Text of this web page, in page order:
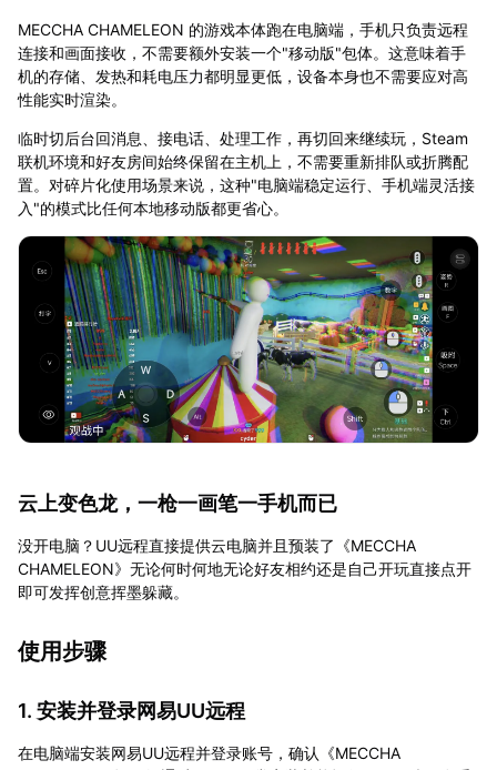
MECCHA CHAMELEON 的游戏本体跑在电脑端，手机只负责远程
连接和画面接收，不需要额外安装一个"移动版"包体。这意味着手
机的存储、发热和耗电压力都明显更低，设备本身也不需要应对高
性能实时渲染。
临时切后台回消息、接电话、处理工作，再切回来继续玩，Steam
联机环境和好友房间始终保留在主机上，不需要重新排队或折腾配
置。对碎片化使用场景来说，这种"电脑端稳定运行、手机端灵活接
入"的模式比任何本地移动版都更省心。
云上变色龙，一枪一画笔一手机而已
没开电脑？UU远程直接提供云电脑并且预装了《MECCHA
CHAMELEON》无论何时何地无论好友相约还是自己开玩直接点开
即可发挥创意挥墨躲藏。
使用步骤
1. 安装并登录网易UU远程
在电脑端安装网易UU远程并登录账号，确认《MECCHA